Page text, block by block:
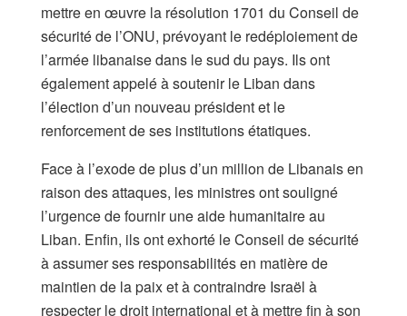
mettre en œuvre la résolution 1701 du Conseil de
sécurité de l’ONU, prévoyant le redéploiement de
l’armée libanaise dans le sud du pays. Ils ont
également appelé à soutenir le Liban dans
l’élection d’un nouveau président et le
renforcement de ses institutions étatiques.
Face à l’exode de plus d’un million de Libanais en
raison des attaques, les ministres ont souligné
l’urgence de fournir une aide humanitaire au
Liban. Enfin, ils ont exhorté le Conseil de sécurité
à assumer ses responsabilités en matière de
maintien de la paix et à contraindre Israël à
respecter le droit international et à mettre fin à son